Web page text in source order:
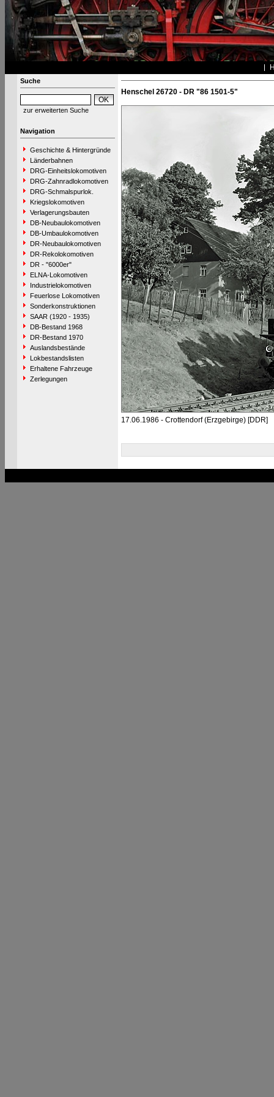
Suche
zur erweiterten Suche
Navigation
Geschichte & Hintergründe
Länderbahnen
DRG-Einheitslokomotiven
DRG-Zahnradlokomotiven
DRG-Schmalspurlok.
Kriegslokomotiven
Verlagerungsbauten
DB-Neubaulokomotiven
DB-Umbaulokomotiven
DR-Neubaulokomotiven
DR-Rekolokomotiven
DR - "6000er"
ELNA-Lokomotiven
Industrielokomotiven
Feuerlose Lokomotiven
Sonderkonstruktionen
SAAR (1920 - 1935)
DB-Bestand 1968
DR-Bestand 1970
Auslandsbestände
Lokbestandslisten
Erhaltene Fahrzeuge
Zerlegungen
Henschel 26720 - DR "86 1501-5"
17.06.1986 - Crottendorf (Erzgebirge) [DDR]